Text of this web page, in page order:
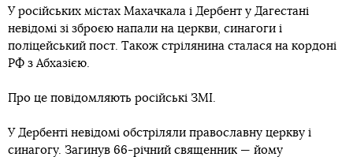
У російських містах Махачкала і Дербент у Дагестані
невідомі зі зброєю напали на церкви, синагоги і
поліцейський пост. Також стрілянина сталася на кордоні
РФ з Абхазією.
Про це повідомляють російські ЗМІ.
У Дербенті невідомі обстріляли православну церкву і
синагогу. Загинув 66-річний священник — йому